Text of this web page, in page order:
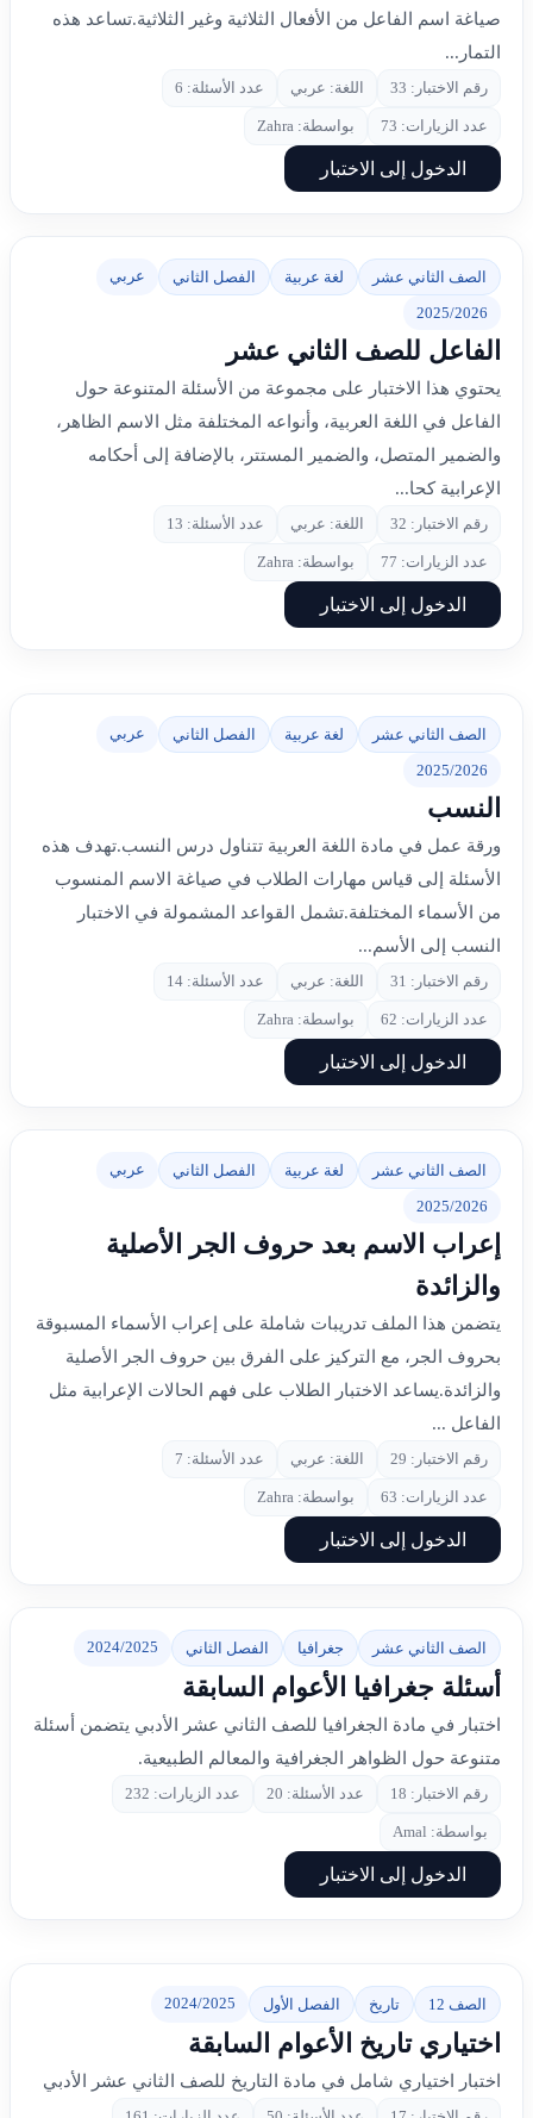
صياغة اسم الفاعل من الأفعال الثلاثية وغير الثلاثية.تساعد هذه
التمار...
رقم الاختبار: 33 اللغة: عربي عدد الأسئلة: 6
عدد الزيارات: 73 بواسطة: Zahra
الدخول إلى الاختبار
الصف الثاني عشر لغة عربية الفصل الثاني عربي
2025/2026
الفاعل للصف الثاني عشر
يحتوي هذا الاختبار على مجموعة من الأسئلة المتنوعة حول
الفاعل في اللغة العربية، وأنواعه المختلفة مثل الاسم الظاهر،
والضمير المتصل، والضمير المستتر، بالإضافة إلى أحكامه
الإعرابية كحا...
رقم الاختبار: 32 اللغة: عربي عدد الأسئلة: 13
عدد الزيارات: 77 بواسطة: Zahra
الدخول إلى الاختبار
الصف الثاني عشر لغة عربية الفصل الثاني عربي
2025/2026
النسب
ورقة عمل في مادة اللغة العربية تتناول درس النسب.تهدف هذه
الأسئلة إلى قياس مهارات الطلاب في صياغة الاسم المنسوب
من الأسماء المختلفة.تشمل القواعد المشمولة في الاختبار
النسب إلى الأسم...
رقم الاختبار: 31 اللغة: عربي عدد الأسئلة: 14
عدد الزيارات: 62 بواسطة: Zahra
الدخول إلى الاختبار
الصف الثاني عشر لغة عربية الفصل الثاني عربي
2025/2026
إعراب الاسم بعد حروف الجر الأصلية
والزائدة
يتضمن هذا الملف تدريبات شاملة على إعراب الأسماء المسبوقة
بحروف الجر، مع التركيز على الفرق بين حروف الجر الأصلية
والزائدة.يساعد الاختبار الطلاب على فهم الحالات الإعرابية مثل
الفاعل ...
رقم الاختبار: 29 اللغة: عربي عدد الأسئلة: 7
عدد الزيارات: 63 بواسطة: Zahra
الدخول إلى الاختبار
الصف الثاني عشر جغرافيا الفصل الثاني 2024/2025
أسئلة جغرافيا الأعوام السابقة
اختبار في مادة الجغرافيا للصف الثاني عشر الأدبي يتضمن أسئلة
متنوعة حول الظواهر الجغرافية والمعالم الطبيعية.
رقم الاختبار: 18 عدد الأسئلة: 20 عدد الزيارات: 232
بواسطة: Amal
الدخول إلى الاختبار
الصف 12 تاريخ الفصل الأول 2024/2025
اختياري تاريخ الأعوام السابقة
اختبار اختياري شامل في مادة التاريخ للصف الثاني عشر الأدبي